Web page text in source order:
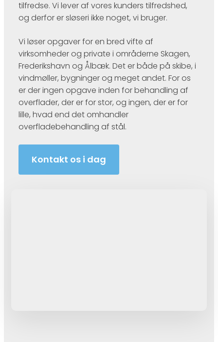
tilfredse. Vi lever af vores kunders tilfredshed,
og derfor er sløseri ikke noget, vi bruger.​
Vi løser opgaver for en bred vifte af
virksomheder og private i områderne Skagen,
Frederikshavn og Ålbæk. Det er både på skibe, i
vindmøller, bygninger og meget andet. For os
er der ingen opgave inden for behandling af
overflader, der er for stor, og ingen, der er for
lille, hvad end det omhandler
overfladebehandling af stål.
Kontakt os i dag